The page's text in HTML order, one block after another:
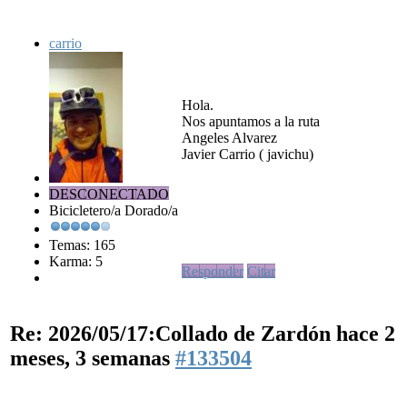
carrio
DESCONECTADO
Bicicletero/a Dorado/a
Temas: 165
Karma: 5
Hola.
Nos apuntamos a la ruta
Angeles Alvarez
Javier Carrio ( javichu)
Responder Citar
Re: 2026/05/17:Collado de Zardón hace 2
meses, 3 semanas #133504